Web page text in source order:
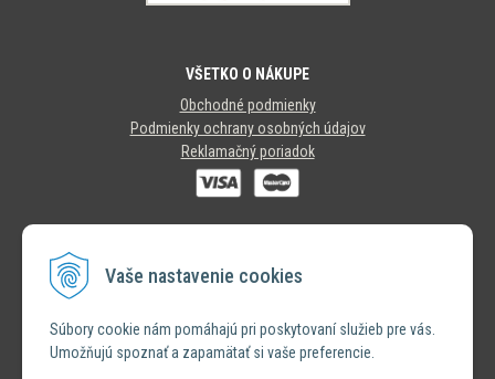
Vaše nastavenie cookies
Súbory cookie nám pomáhajú pri poskytovaní služieb pre vás.
Umožňujú spoznať a zapamätať si vaše preferencie.
VŠETKO O NÁKUPE
Obchodné podmienky
Podmienky ochrany osobných údajov
Reklamačný poriadok
SLEDUJTE NÁS